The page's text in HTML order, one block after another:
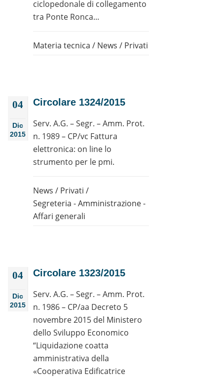
ciclopedonale di collegamento
tra Ponte Ronca...
Materia tecnica / News / Privati
04
Dic
2015
Circolare 1324/2015
Serv. A.G. – Segr. – Amm. Prot.
n. 1989 – CP/vc Fattura
elettronica: on line lo
strumento per le pmi.
News / Privati /
Segreteria - Amministrazione -
Affari generali
04
Dic
2015
Circolare 1323/2015
Serv. A.G. – Segr. – Amm. Prot.
n. 1986 – CP/aa Decreto 5
novembre 2015 del Ministero
dello Sviluppo Economico
“Liquidazione coatta
amministrativa della
«Cooperativa Edificatrice